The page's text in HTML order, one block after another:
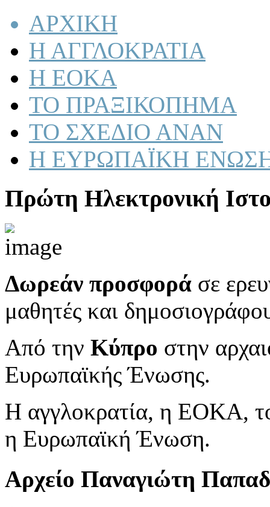
ΑΡΧΙΚΗ
Η ΑΓΓΛΟΚΡΑΤΙΑ
Η ΕΟΚΑ
ΤΟ ΠΡΑΞΙΚΟΠΗΜΑ
ΤΟ ΣΧΕΔΙΟ ΑΝΑΝ
Η ΕΥΡΩΠΑΪΚΗ
Πρώτη Ηλεκτρονική
Δωρεάν προσφορά σε
μαθητές και
Από την Κύπρο στην
Ευρωπαϊκής Ένωσης.
Η αγγλοκρατία, η ΕΟΚΑ,
η Ευρωπαϊκή Ένωση.
Αρχείο Παναγιώτη